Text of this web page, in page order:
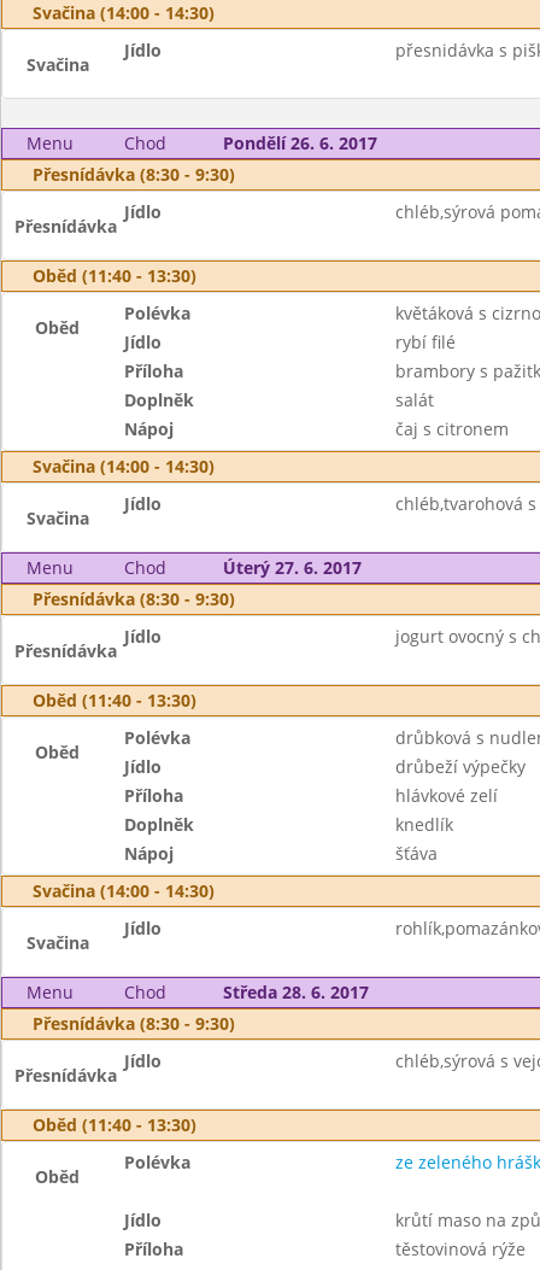
Svačina (14:00 - 14:30)
Svačina
Jídlo přesnidávka s
Menu Chod
Pondělí 26. 6. 2017
Přesnídávka (8:30 - 9:30)
Přesnídávka
Jídlo chléb,sýrová
Oběd (11:40 - 13:30)
Oběd
Polévka
květáková s
Jídlo
rybí filé
Příloha
brambory s
Doplněk
salát
Nápoj
čaj s citronem
Svačina (14:00 - 14:30)
Svačina
Jídlo chléb,tvarohová
Menu Chod
Úterý 27. 6. 2017
Přesnídávka (8:30 - 9:30)
Přesnídávka
Jídlo jogurt ovocný s
Oběd (11:40 - 13:30)
Oběd
Polévka
drůbková s
Jídlo
drůbeží výpečky
Příloha
hlávkové zelí
Doplněk
knedlík
Nápoj
šťáva
Svačina (14:00 - 14:30)
Svačina
Jídlo
Menu Chod
Středa 28. 6. 2017
Přesnídávka (8:30 - 9:30)
Přesnídávka
Jídlo chléb,sýrová s
Oběd (11:40 - 13:30)
Oběd
Polévka ze zeleného
Jídlo
krůtí maso na
Příloha
těstovinová rýže